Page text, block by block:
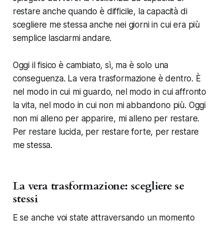
restare anche quando è difficile, la capacità di
scegliere me stessa anche nei giorni in cui era più
semplice lasciarmi andare.
Oggi il fisico è cambiato, sì, ma è solo una
conseguenza. La vera trasformazione è dentro. È
nel modo in cui mi guardo, nel modo in cui affronto
la vita, nel modo in cui non mi abbandono più. Oggi
non mi alleno per apparire, mi alleno per restare.
Per restare lucida, per restare forte, per restare
me stessa.
La vera trasformazione: scegliere se
stessi
E se anche voi state attraversando un momento